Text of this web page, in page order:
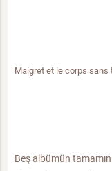
Maigret et le corps sans
Beş albümün